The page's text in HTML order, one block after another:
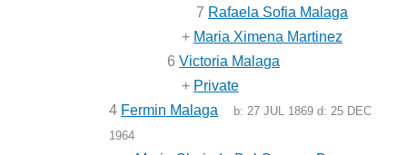
7 Rafaela Sofia Malaga
+ Maria Ximena Martinez
6 Victoria Malaga
+ Private
4 Fermin Malaga b:27 JUL 1869 d:25 DEC
1964